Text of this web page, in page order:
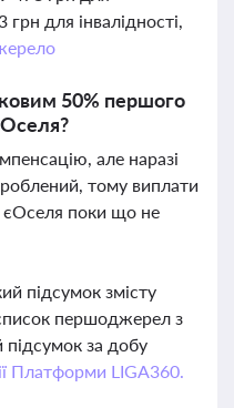
грн для інвалідності,
50% першого
але наразі
тому виплати
єОселя поки що не
підсумок змісту
першоджерел з
за добу
Платформи LIGA360.